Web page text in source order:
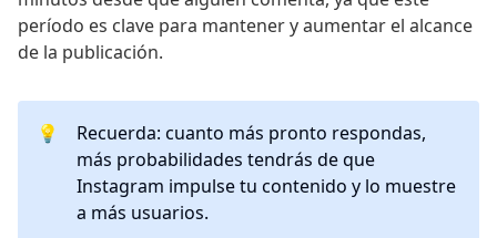
período es clave para mantener y aumentar el alcance
de la publicación.
💡
Recuerda: cuanto más pronto respondas,
más probabilidades tendrás de que
Instagram impulse tu contenido y lo muestre
a más usuarios.